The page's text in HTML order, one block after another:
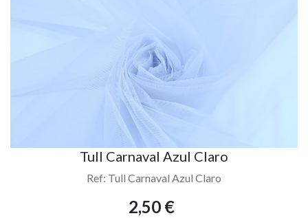
Tull Carnaval Azul Claro
Ref: Tull Carnaval Azul Claro
2,50 €